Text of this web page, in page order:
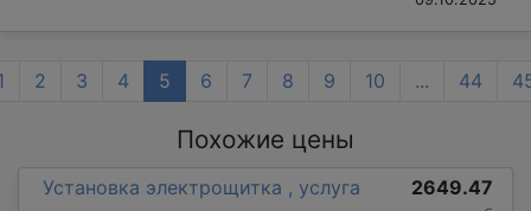
2 3 4 5 6 7 8 9 10 ... 44
Похожие цены
Установка электрощитка , услуга 2649.47